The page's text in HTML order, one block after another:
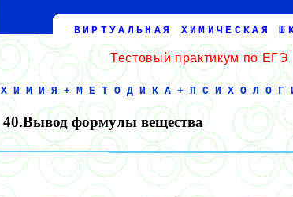
ВИРТУАЛЬНАЯ ХИМИЧЕСКАЯ
Тестовый практикум по ЕГЭ
40.Вывод формулы вещества